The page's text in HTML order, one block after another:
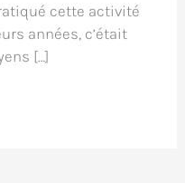
cette activité
années, c’était
[…]